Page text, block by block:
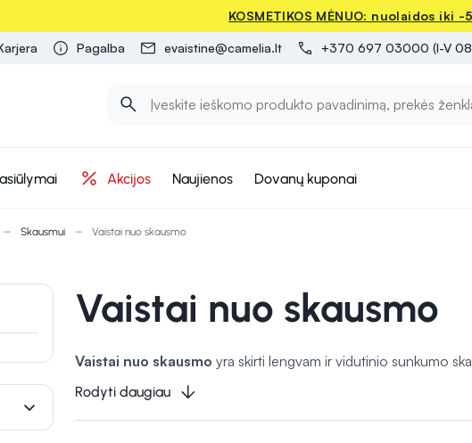
KOSMETIKOS MĖNUO: nuolaidos iki -
Pagalba evaistine@camelia.lt +370 697 03000 (I-V
Akcijos Naujienos Dovanų kuponai
Skausmui Vaistai nuo skausmo
Vaistai nuo skausmo
Vaistai nuo skausmo yra skirti lengvam ir vidutinio sunkumo
mėšlungiui. Populiariausios šių vaistų veikliosios medžiagos yra
signalus ir gali turėti priešuždegiminių savybių, taip
instrukcijų, kad būtų išvengta šalutinių poveikių ir užtikrintas
Rodyti daugiau